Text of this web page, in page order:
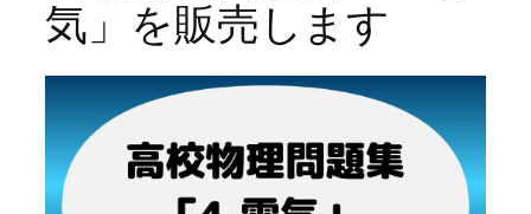
気」を販売します